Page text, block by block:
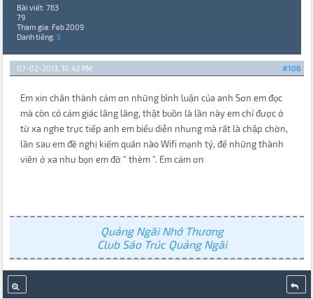
Bài viết: 763
79
Tham gia: Feb 2009
Danh tiếng: 5
#106
07-02-2013, 10:42 PM
Em xin chân thành cảm ơn những bình luận của anh Sơn em đọc
mà còn có cảm giác lâng lâng, thật buồn là lần này em chỉ được ở
từ xa nghe trực tiếp anh em biểu diễn nhưng mà rất là chập chờn,
lần sau em đề nghị kiếm quán nào Wifi mạnh tý, để những thành
viên ở xa như bọn em đỡ " thèm ". Em cảm ơn
Quảng Ngãi Nhớ Thương
Club Sáo Trúc Quảng Ngãi